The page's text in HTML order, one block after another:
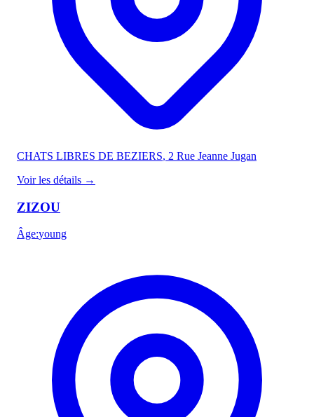
CHATS LIBRES DE BEZIERS, 2 Rue Jeanne Jugan
Voir les détails →
ZIZOU
Âge:young